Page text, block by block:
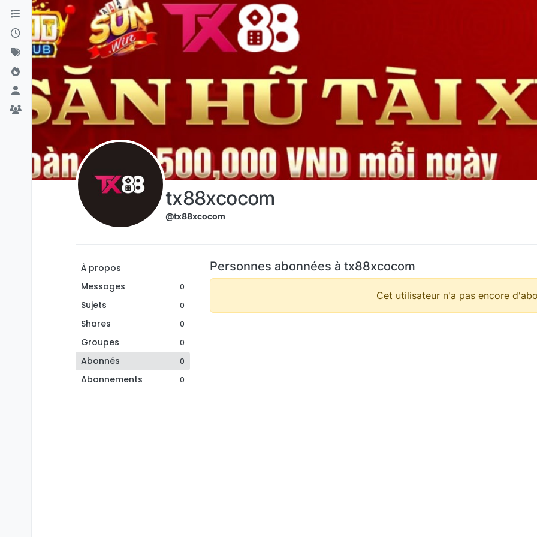
Aller directement au contenu
tx88xcocom
@tx88xcocom
À propos
Messages
0
Sujets 0
Shares 0
Groupes 0
Abonnés 0
Abonnements 0
Personnes abonnées à tx88xcocom
Cet utilisateur n'a pas encore